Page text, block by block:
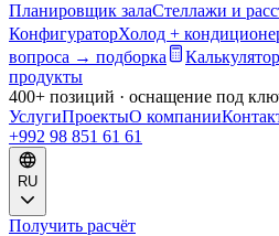
Планировщик залаСтеллажи и
КонфигураторХолод +
вопроса → подборка
продукты
400+ позиций · оснащение под
УслугиПроектыО компании
+992 98 851 61 61
RU
Получить расчёт